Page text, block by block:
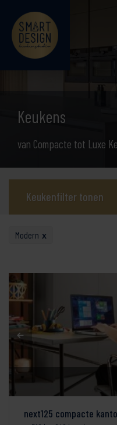
Keukens
van Compacte tot Luxe
Keukenfilter tonen
Modern x
next125 compacte